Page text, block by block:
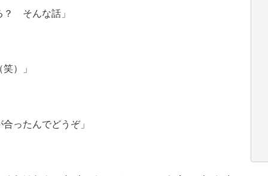
？ そんな話」
）」
ったんでどうぞ」